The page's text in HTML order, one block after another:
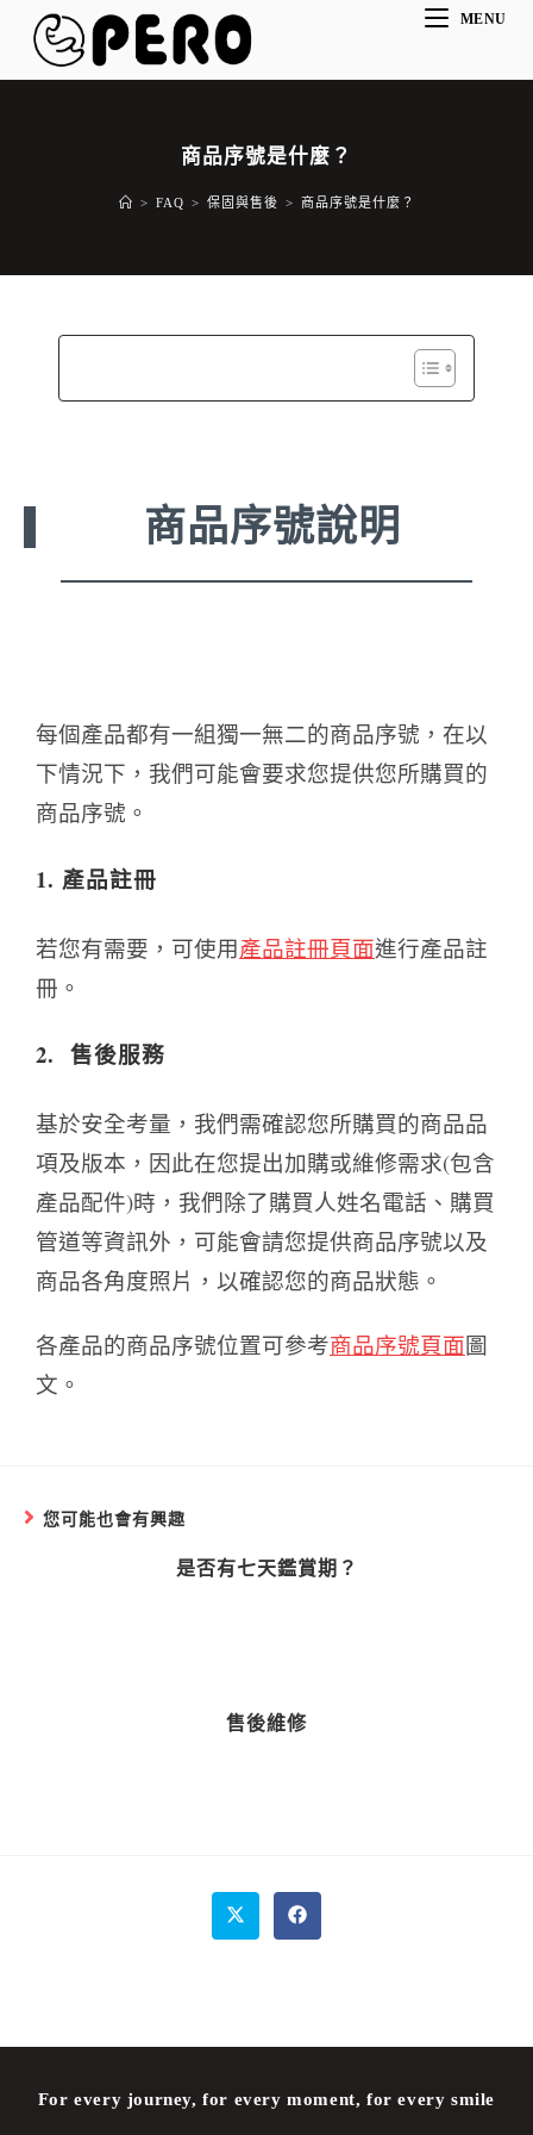
MENU
商品序號是什麼？
> FAQ > 保固與售後 > 商品序號是什麼？
商品序號說明
每個產品都有一組獨一無二的商品序號，在以
下情況下，我們可能會要求您提供您所購買的
商品序號。
1. 產品註冊
若您有需要，可使用產品註冊頁面進行產品註
冊。
2. 售後服務
基於安全考量，我們需確認您所購買的商品品
項及版本，因此在您提出加購或維修需求(包含
產品配件)時，我們除了購買人姓名電話、購買
管道等資訊外，可能會請您提供商品序號以及
商品各角度照片，以確認您的商品狀態。
各產品的商品序號位置可參考商品序號頁面圖
文。
您可能也會有興趣
是否有七天鑑賞期？
售後維修
For every journey, for every moment, for every smile